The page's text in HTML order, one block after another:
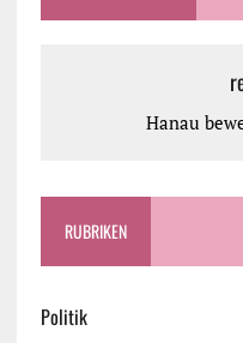
Hanau
RUBRIKEN
Politik